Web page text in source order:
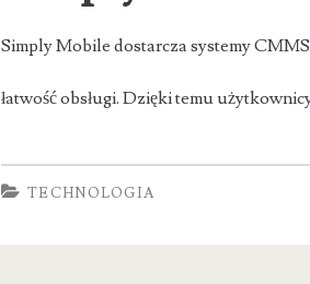
Simply Mobile dostarcza systemy
łatwość obsługi. Dzięki temu
TECHNOLOGIA